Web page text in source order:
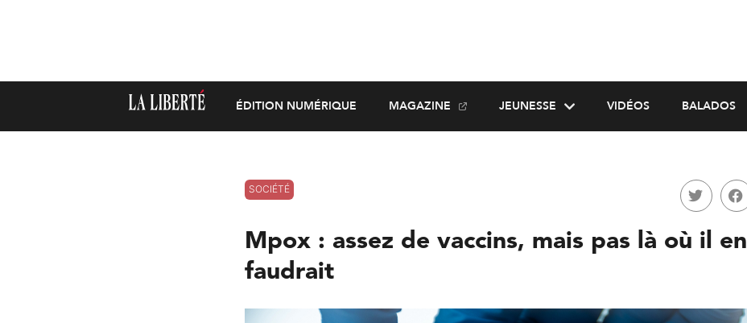
ÉDITION NUMÉRIQUE MAGAZINE JEUNESSE VIDÉOS BALADOS
SOCIÉTÉ
Mpox : assez de vaccins, mais pas là où il en
faudrait